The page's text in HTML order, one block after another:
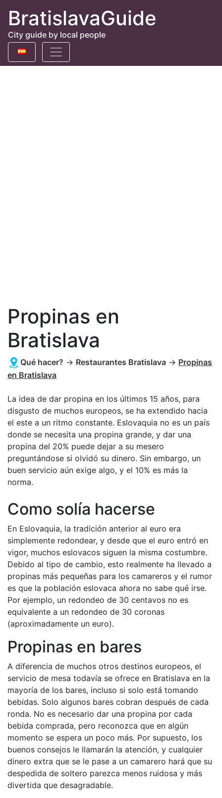
BratislavaGuide
City guide by local people
Propinas en
Bratislava
Qué hacer? → Restaurantes Bratislava → Propinas
en Bratislava
La idea de dar propina en los últimos 15 años, para
disgusto de muchos europeos, se ha extendido hacia
el este a un ritmo constante. Eslovaquia no es un país
donde se necesita una propina grande, y dar una
propina del 20% puede dejar a su mesero
preguntándose si olvidó su dinero. Sin embargo, un
buen servicio aún exige algo, y el 10% es más la
norma.
Como solía hacerse
En Eslovaquia, la tradición anterior al euro era
simplemente redondear, y desde que el euro entró en
vigor, muchos eslovacos siguen la misma costumbre.
Debido al tipo de cambio, esto realmente ha llevado a
propinas más pequeñas para los camareros y el rumor
es que la población eslovaca ahora no sabe qué irse.
Por ejemplo, un redondeo de 30 centavos no es
equivalente a un redondeo de 30 coronas
(aproximadamente un euro).
Propinas en bares
A diferencia de muchos otros destinos europeos, el
servicio de mesa todavía se ofrece en Bratislava en la
mayoría de los bares, incluso si solo está tomando
bebidas. Solo algunos bares cobran después de cada
ronda. No es necesario dar una propina por cada
bebida comprada, pero reconozca que en algún
momento se espera un poco más. Por supuesto, los
buenos consejos le llamarán la atención, y cualquier
dinero extra que se le pase a un camarero hará que su
despedida de soltero parezca menos ruidosa y más
divertida que desagradable.